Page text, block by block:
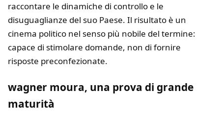
raccontare le dinamiche di controllo e le
disuguaglianze del suo Paese. Il risultato è un
cinema politico nel senso più nobile del termine:
capace di stimolare domande, non di fornire
risposte preconfezionate.
wagner moura, una prova di grande
maturità